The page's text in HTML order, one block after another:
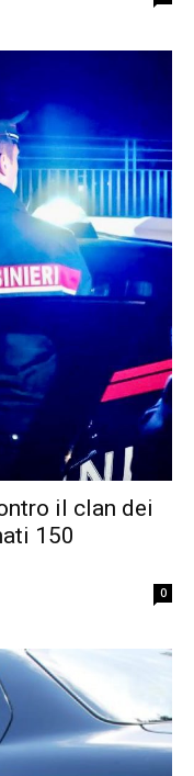
il clan dei
150
0